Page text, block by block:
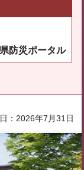
防災ポータル
：2026年7月31日